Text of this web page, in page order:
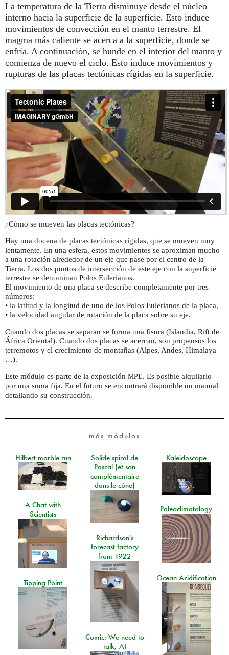
La temperatura de la Tierra disminuye desde el núcleo
interno hacia la superficie de la superficie. Esto induce
movimientos de convección en el manto terrestre. El
magma más caliente se acerca a la superficie, donde se
enfría. A continuación, se hunde en el interior del manto y
comienza de nuevo el ciclo. Esto induce movimientos y
rupturas de las placas tectónicas rígidas en la superficie.
¿Cómo se mueven las placas tectónicas?
Hay una docena de placas tectónicas rígidas, que se mueven muy
lentamente. En una esfera, estos movimientos se aproximan mucho
a una rotación alrededor de un eje que pase por el centro de la
Tierra. Los dos puntos de intersección de este eje con la superficie
terrestre se denominan Polos Eulerianos.
El movimiento de una placa se describe completamente por tres
números:
• la latitud y la longitud de uno de los Polos Eulerianos de la placa,
• la velocidad angular de rotación de la placa sobre su eje.
Cuando dos placas se separan se forma una fisura (Islandia, Rift de
África Oriental). Cuando dos placas se acercan, son propensos los
terremotos y el crecimiento de montañas (Alpes, Andes, Himalaya
…).
Este módulo es parte de la exposición MPE. Es posible alquilarlo
por una suma fija. En el futuro se encontrará disponible un manual
detallando su construcción.
más módulos
Hilbert marble run
Solide spiral de
Pascal (et son
complémentaire
dans le cône)
Kaleidoscope
A Chat with
Scientists
Paleoclimatology
Richardson's
forecast factory
from 1922
Ocean Acidification
Tipping Point
Comic: We need to
talk, AI